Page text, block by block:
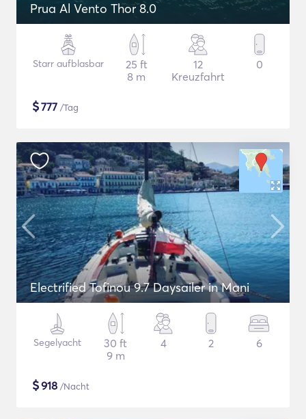
Prua Al Vento Thor 8.0
Starr aufblasbar
25 ft
8 m
12
Kreuzfahrt
0
$777 /Tag
Electrified Tofinou 9.7 Daysailer in Mani
Segelyacht
30 ft
9 m
4 2 6
$918 /Nacht